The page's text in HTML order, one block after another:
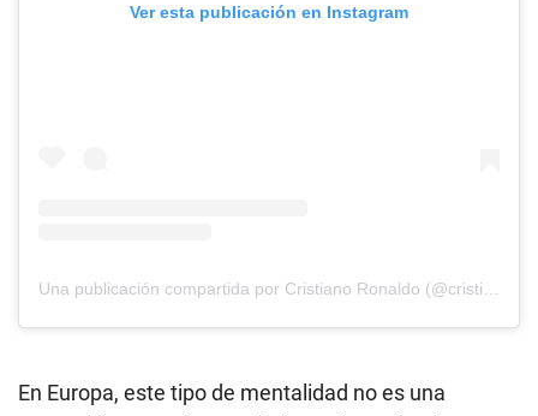
Ver esta publicación en Instagram
Una publicación compartida por Cristiano Ronaldo (@cristiano)
En Europa, este tipo de mentalidad no es una